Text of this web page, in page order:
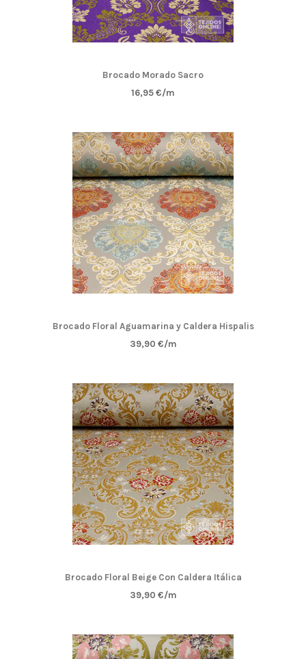
Brocado Morado Sacro
16,95 €/m
Brocado Floral Aguamarina y Caldera Hispalis
39,90 €/m
Brocado Floral Beige Con Caldera Itálica
39,90 €/m